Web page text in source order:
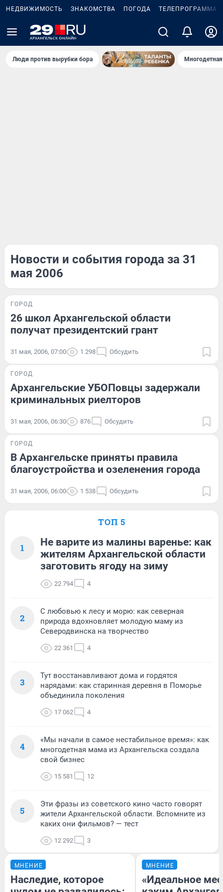
НЕДВИЖИМОСТЬ ЗНАКОМСТВА ПОГОДА ТЕЛЕПРОГРАММА
Люди против вырубки бора
Новости и события города за 31
мая 2006
ГОРОД
26 школ Архангельской области
получат президентский грант
31 мая, 2006, 07:00 1 298 Обсудить
ГОРОД
Архангельские УБОПовцы задержали
криминальных риелторов
31 мая, 2006, 06:30 876 Обсудить
ГОРОД
В Архангельске приняты правила
благоустройства и озеленения города
31 мая, 2006, 06:00 1 538 Обсудить
ТОП 5
1
Не варите из малины варенье: как
жителям Архангельской области
заготовить ягоду на зиму
22 794 4
2
С любовью к лесу и морю: как северная
природа вдохновляет молодую маму из
Северодвинска на творчество
22 361 4
3
Тут восстанавливают дома и гордятся
нарядами: как старинная деревня в Поморье
объединила поколения
17 062 4
4
«Мы начали в самое нестабильное время»: как
многодетная мама из Архангельска создала
свой бизнес
15 581 12
5
Эти фразы из советского кино часто говорят
жители Архангельской области. Вспомните из
каких они фильмов? — тест
12 292 3
МНЕНИЕ
Наследие, которое
МНЕНИЕ
«Идеальное